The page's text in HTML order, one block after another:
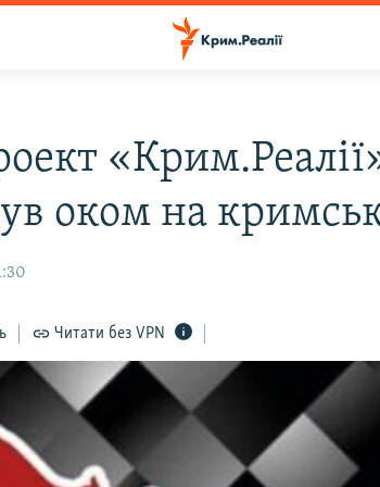
оком на
Читати без VPN